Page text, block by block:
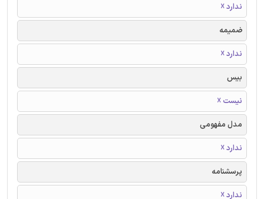
ندارد ☓
ضمیمه
ندارد ☓
بیس
نیست ☓
مدل مفهومی
ندارد ☓
پرسشنامه
ندارد ☓